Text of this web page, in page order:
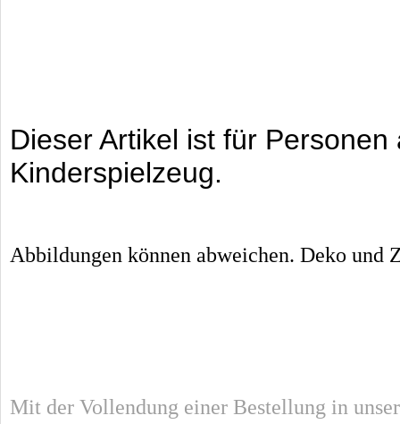
Dieser Artikel ist für
Kinderspielzeug.
Abbildungen können abweichen. Deko und
Mit der Vollendung einer Bestellung in